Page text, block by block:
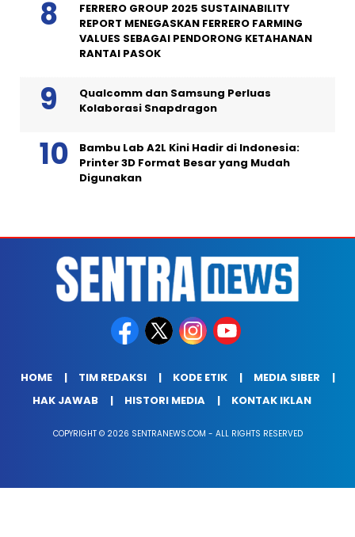
FERRERO GROUP 2025 SUSTAINABILITY
REPORT MENEGASKAN FERRERO FARMING
VALUES SEBAGAI PENDORONG KETAHANAN
RANTAI PASOK
Qualcomm dan Samsung Perluas
Kolaborasi Snapdragon
Bambu Lab A2L Kini Hadir di Indonesia:
Printer 3D Format Besar yang Mudah
Digunakan
HOME TIM REDAKSI KODE ETIK
MEDIA SIBER
HAK JAWAB
HISTORI MEDIA KONTAK IKLAN
COPYRIGHT © 2026 SENTRANEWS.COM - ALL RIGHTS RESERVED